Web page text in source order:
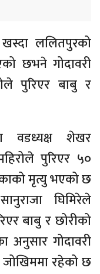
खस्दा ललितपुरको
छभनेगोदावरी
पुरिएर बाबु र
वडध्यक्ष शेखर
पुरिएर ५०
मृत्यु भएको छ
घिमिरेले
बाबु र छोरीको
अनुसार गोदावरी
रहेको छ